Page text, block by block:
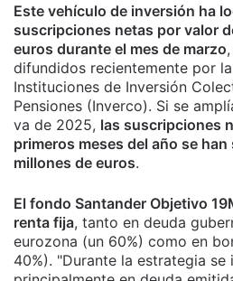
Este vehículo de inversión ha
suscripciones netas por valor
euros durante el mes de marzo
difundidos recientemente por
Instituciones de Inversión
Pensiones (Inverco). Si se
va de 2025, las suscripciones
primeros meses del año se
millones de euros.
El fondo Santander Objetivo
renta fija, tanto en deuda
eurozona (un 60%) como en
40%). "Durante la estrategia se